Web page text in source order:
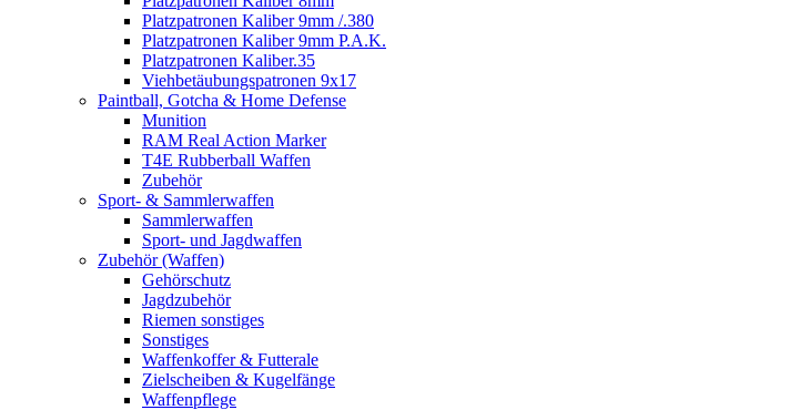
Platzpatronen Kaliber 9mm /.380
Platzpatronen Kaliber 9mm P.A.K.
Platzpatronen Kaliber.35
Viehbetäubungspatronen 9x17
Paintball, Gotcha & Home Defense
Munition
RAM Real Action Marker
T4E Rubberball Waffen
Zubehör
Sport- & Sammlerwaffen
Sammlerwaffen
Sport- und Jagdwaffen
Zubehör (Waffen)
Gehörschutz
Jagdzubehör
Riemen sonstiges
Sonstiges
Waffenkoffer & Futterale
Zielscheiben & Kugelfänge
Waffenpflege